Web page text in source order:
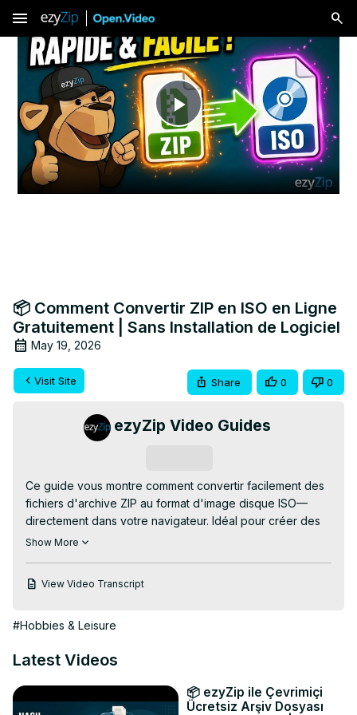
menu
Play
Video
📦 Comment Convertir ZIP en ISO en Ligne
Gratuitement | Sans Installation de Logiciel
May 19, 2026
Visit Site Share 0 0
ezyZip Video Guides
Ce guide vous montre comment convertir facilement des
fichiers d'archive ZIP au format d'image disque ISO—
directement dans votre navigateur. Idéal pour créer des
clés USB amorçables, archiver des supports optiques ou
https://www.ezyzip.com/convertir-le-fichier-zip-en-fichier-
PROCESSUS SIMPLE EN 3 ÉTAPES :
Sélectionner le fichier ZIP à convertir » ou glissez-
2. Appuyez sur « Convertir en ISO » et laissez la
Show More
View Video Transcript
#Hobbies & Leisure
Latest Videos
📦 ezyZip ile Çevrimiçi
Ücretsiz Arşiv Dosyası